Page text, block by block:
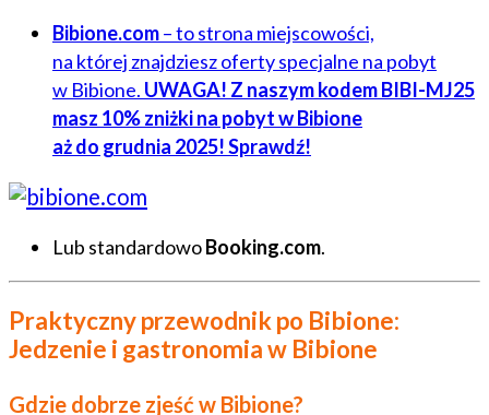
Bibione.com– to strona miejscowości,
na której znajdziesz oferty specjalne na pobyt
w Bibione. UWAGA! Z naszym kodem BIBI-MJ25
masz 10% zniżki na pobyt w Bibione
aż do grudnia 2025! Sprawdź!
Lub standardowoBooking.com.
Praktyczny przewodnik po Bibione:
Jedzenie i gastronomia w Bibione
Gdzie dobrze zjeść w Bibione?